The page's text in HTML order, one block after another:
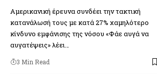
Αμερικανική έρευνα συνδέει την τακτική
κατανάλωσή τους με κατά 27% χαμηλότερο
κίνδυνο εμφάνισης της νόσου «Φάε αυγά να
αυγατέψεις» λέει…
3 Min Read